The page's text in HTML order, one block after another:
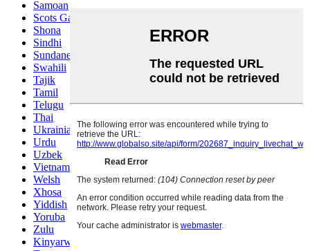
Samoan
Scots Gaelic
Shona
Sindhi
Sundanese
Swahili
Tajik
Tamil
Telugu
Thai
Ukrainian
Urdu
Uzbek
Vietnamese
Welsh
Xhosa
Yiddish
Yoruba
Zulu
Kinyarwanda